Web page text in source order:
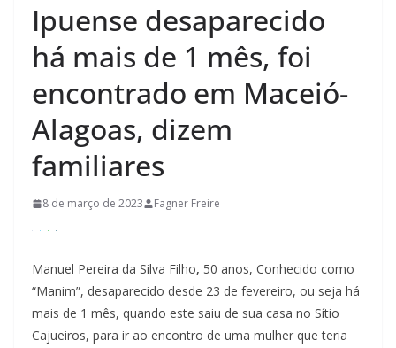
Ipuense desaparecido
há mais de 1 mês, foi
encontrado em Maceió-
Alagoas, dizem
familiares
8 de março de 2023 Fagner Freire
Manuel Pereira da Silva Filho, 50 anos, Conhecido como
“Manim”, desaparecido desde 23 de fevereiro, ou seja há
mais de 1 mês, quando este saiu de sua casa no Sítio
Cajueiros, para ir ao encontro de uma mulher que teria